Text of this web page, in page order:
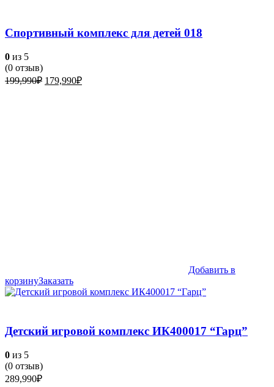
Спортивный комплекс для детей 018
0 из 5
(0 отзыв)
199,990₽ Первоначальная
179,990₽Текущая
Добавить в
корзинуЗаказать
Детский игровой комплекс ИК400017 “Гарц”
0 из 5
(0 отзыв)
289,990₽